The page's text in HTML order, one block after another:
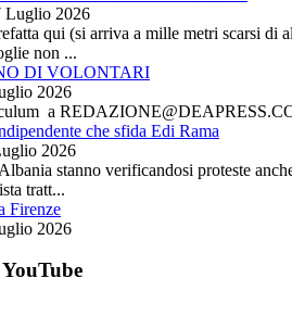
Luglio 2026
qui (si arriva a mille metri scarsi di
non ...
DI VOLONTARI
2026
a
che sfida Edi Rama
2026
stanno verificandosi proteste
tratt...
Firenze
2026